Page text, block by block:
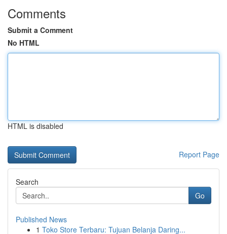
Comments
Submit a Comment
No HTML
HTML is disabled
Report Page
Search
Go
Published News
1 Toko Store Terbaru: Tujuan Belanja Daring...